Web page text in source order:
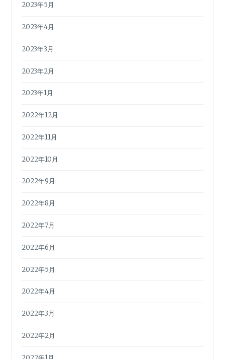
2023年5月
2023年4月
2023年3月
2023年2月
2023年1月
2022年12月
2022年11月
2022年10月
2022年9月
2022年8月
2022年7月
2022年6月
2022年5月
2022年4月
2022年3月
2022年2月